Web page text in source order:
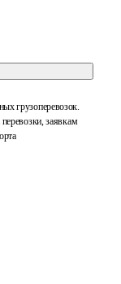
грузоперевозок.
перевозки, заявкам